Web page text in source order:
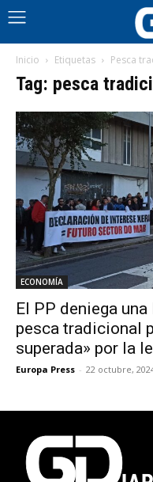
Inicio Etiquetas Pesca
Tag: pesca
ECONOMÍA
El PP deniega
pesca tradicional
superada» por la
Europa Press - 22 octubre,